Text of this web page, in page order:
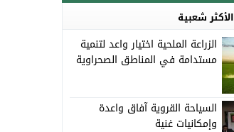
الأكثر شعبية
الزراعة الملحية اختيار واعد لتنمية
مستدامة في المناطق الصحراوية
السياحة القروية آفاق واعدة
وإمكانيات غنية